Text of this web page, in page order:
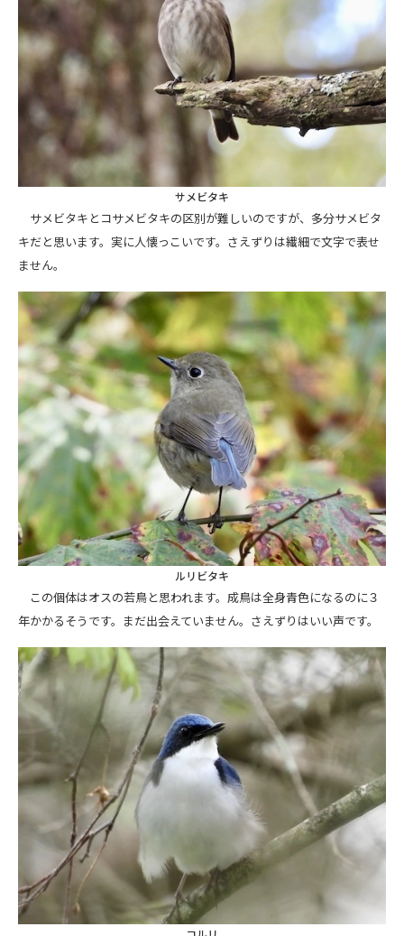
サメビタキ
サメビタキとコサメビタキの区別が難しいのですが、多分サメビタ
キだと思います。実に人懐っこいです。さえずりは繊細で文字で表せ
ません。
ルリビタキ
この個体はオスの若鳥と思われます。成鳥は全身青色になるのに３
年かかるそうです。まだ出会えていません。さえずりはいい声です。